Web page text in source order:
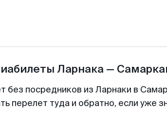
Ларнака —
без посредников из Ларнаки в
перелет туда и обратно, если уже